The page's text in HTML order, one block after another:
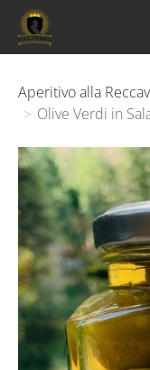
Aperitivo alla
> Olive Verdi in